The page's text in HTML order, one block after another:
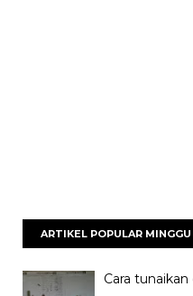
ARTIKEL POPULAR
Cara